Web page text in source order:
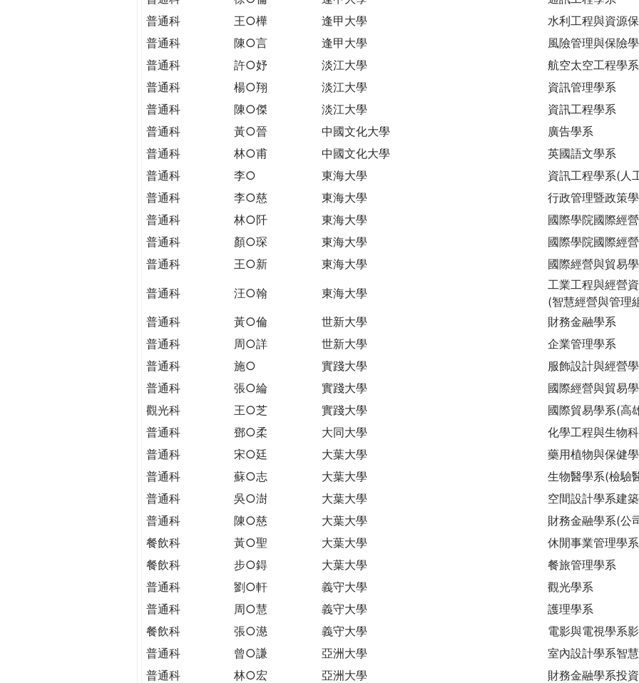
普通科
王○樺 逢甲大學
水利工程與資源
普通科
陳○言 逢甲大學
風險管理與保險
普通科
許○妤 淡江大學
航空太空工程學系
普通科
楊○翔 淡江大學
資訊管理學系
普通科
陳○傑 淡江大學
資訊工程學系
普通科
黃○晉 中國文化大學
廣告學系
普通科
林○甫 中國文化大學
英國語文學系
普通科
李○ 東海大學
資訊工程學系(人
普通科
李○慈 東海大學
行政管理暨政策
普通科
林○阡 東海大學
國際學院國際經
普通科
顏○琛 東海大學
國際學院國際經
普通科
王○新 東海大學 國際經營與貿易
普通科 汪○翰 東海大學
工業工程與經營
(智慧經營與管理
普通科
黃○倫 世新大學
財務金融學系
普通科
周○詳 世新大學
企業管理學系
普通科
施○ 實踐大學
服飾設計與經營
普通科
張○綸 實踐大學
國際經營與貿易
觀光科
王○芝 實踐大學
國際貿易學系(高
普通科
鄧○柔 大同大學
化學工程與生物
普通科
宋○廷 大葉大學
藥用植物與保健
普通科
蘇○志 大葉大學
生物醫學系(檢驗
普通科
吳○澍 大葉大學
空間設計學系建
普通科
陳○慈 大葉大學
財務金融學系(公
餐飲科
黃○聖 大葉大學
休閒事業管理學系
餐飲科
步○鍀 大葉大學
餐旅管理學系
普通科
劉○軒 義守大學
觀光學系
普通科
周○慧 義守大學
護理學系
餐飲科
張○濨 義守大學
電影與電視學系
普通科
曾○謙 亞洲大學
室內設計學系智
普通科
林○宏 亞洲大學
財務金融學系投